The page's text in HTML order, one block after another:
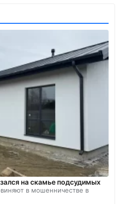
на скамье подсудимых
в мошенничестве в